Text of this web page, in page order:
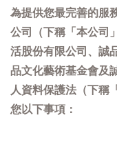
為提供您最完善的服
公司（下稱「本公司
活股份有限公司、誠
品文化藝術基金會及
人資料保護法（下稱
您以下事項：